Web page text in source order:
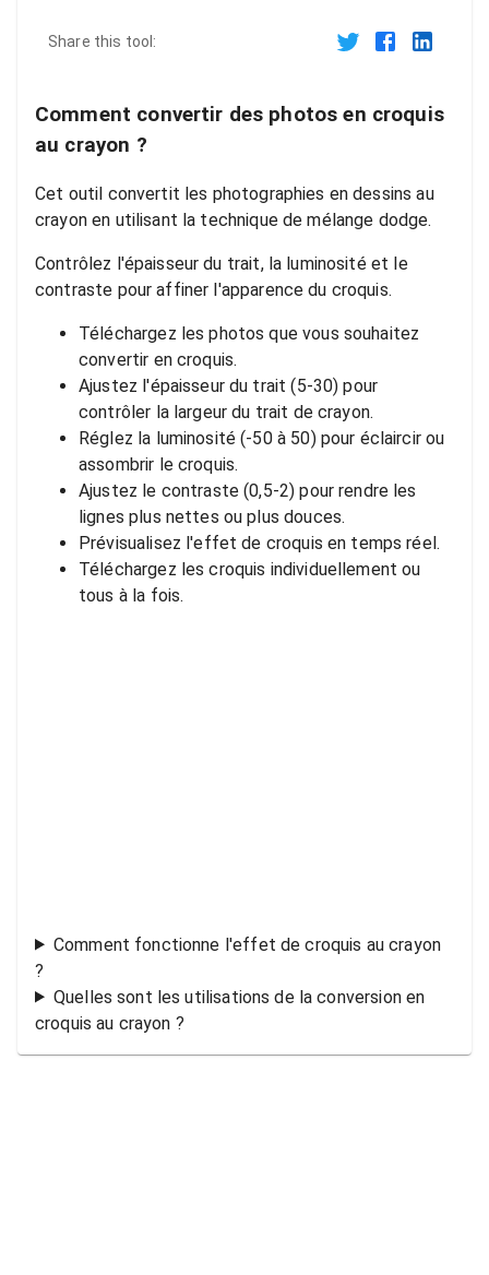
Share this tool:
Comment convertir des photos en croquis
au crayon ?
Cet outil convertit les photographies en dessins au
crayon en utilisant la technique de mélange dodge.
Contrôlez l'épaisseur du trait, la luminosité et le
contraste pour affiner l'apparence du croquis.
Téléchargez les photos que vous souhaitez
convertir en croquis.
Ajustez l'épaisseur du trait (5-30) pour
contrôler la largeur du trait de crayon.
Réglez la luminosité (-50 à 50) pour éclaircir ou
assombrir le croquis.
Ajustez le contraste (0,5-2) pour rendre les
lignes plus nettes ou plus douces.
Prévisualisez l'effet de croquis en temps réel.
Téléchargez les croquis individuellement ou
tous à la fois.
Comment fonctionne l'effet de croquis au crayon
?
Quelles sont les utilisations de la conversion en
croquis au crayon ?